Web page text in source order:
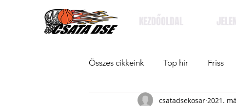
KEZDŐOLDAL
Összes cikkeink Top hír Friss
csatadsekosar 2021.